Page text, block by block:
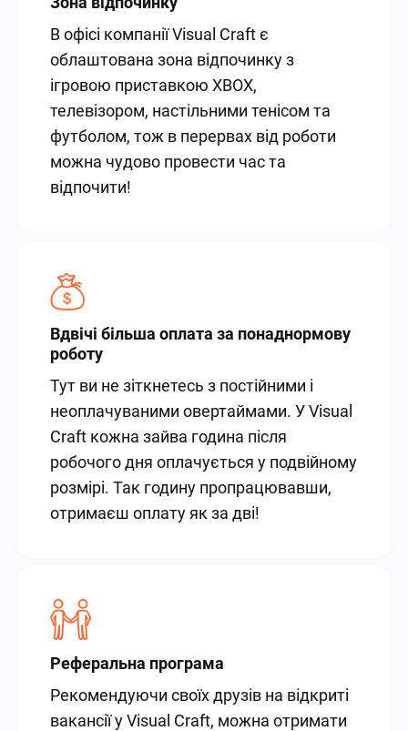
В офісі компанії Visual Craft є
облаштована зона відпочинку з
ігровою приставкою XBOX,
телевізором, настільними тенісом та
футболом, тож в перервах від роботи
можна чудово провести час та
відпочити!
Вдвічі більша оплата за понаднормову
роботу
Тут ви не зіткнетесь з постійними і
неоплачуваними овертаймами. У Visual
Craft кожна зайва година після
робочого дня оплачується у подвійному
розмірі. Так годину пропрацювавши,
отримаєш оплату як за дві!
Реферальна програма
Рекомендуючи своїх друзів на відкриті
вакансії у Visual Craft, можна отримати